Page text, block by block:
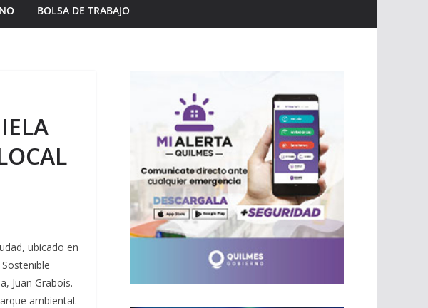
BOLSA DE TRABAJO
ubicado en
Juan Grabois.
ambiental.